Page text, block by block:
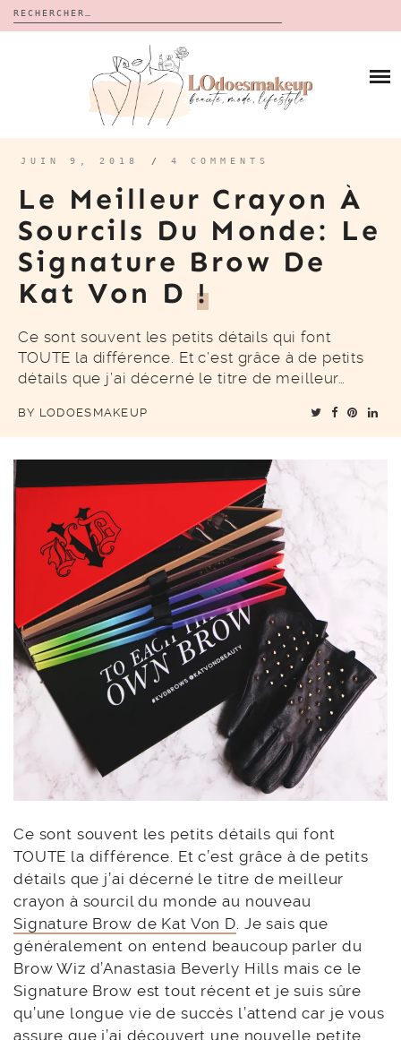
Rechercher :
CALENDRIERS DE L’AVENT
BON PLAN
À PROPOS
CONTACT
JUIN 9, 2018 / 4 COMMENTS
Le Meilleur Crayon À
Sourcils Du Monde: Le
Signature Brow De
Kat Von D !
Ce sont souvent les petits détails qui font
TOUTE la différence. Et c’est grâce à de petits
détails que j’ai décerné le titre de meilleur…
BY LODOESMAKEUP
Ce sont souvent les petits détails qui font
TOUTE la différence. Et c’est grâce à de petits
détails que j’ai décerné le titre de meilleur
crayon à sourcil du monde au nouveau
Signature Brow de Kat Von D . Je sais que
généralement on entend beaucoup parler du
Brow Wiz d’Anastasia Beverly Hills mais ce le
Signature Brow est tout récent et je suis sûre
qu’une longue vie de succès l’attend car je vous
assure que j’ai découvert une nouvelle petite